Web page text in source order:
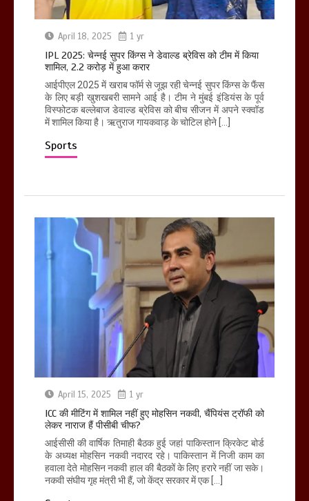
April 18, 2025 1 yr
IPL 2025: चेन्नई सुपर किंग्स ने डेवाल्ड ब्रेविस को टीम में किया
शामिल, 2.2 करोड़ में हुआ करार
आईपीएल 2025 में खराब फॉर्म से जूझ रही चेन्नई सुपर किंग्स के फैंस
के लिए बड़ी खुशखबरी सामने आई है। टीम ने मुंबई इंडियंस के पूर्व
विस्फोटक बल्लेबाज डेवाल्ड ब्रेविस को बीच सीजन में अपने स्क्वॉड
में शामिल किया है। ऋतुराज गायकवाड़ के चोटिल होने […]
Sports
April 15, 2025 1 yr
ICC की मीटिंग में शामिल नहीं हुए मोहसिन नकवी, चैंपियंस ट्रॉफी को
लेकर नाराज हैं पीसीबी चीफ?
आईसीसी की वार्षिक तिमाही बैठक हुई जहां पाकिस्तान क्रिकेट बोर्ड
के अध्यक्ष मोहसिन नकवी नदारद रहे। पाकिस्तान में निजी काम का
हवाला देते मोहसिन नकवी हाल की बैठकों के लिए हरारे नहीं जा सके।
नकवी संघीय गृह मंत्री भी हैं, जो केंद्र सरकार में एक […]